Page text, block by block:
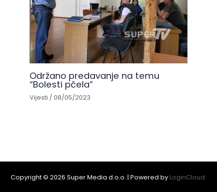
Održano predavanje na temu
“Bolesti pčela”
Vijesti /08/05/2023
Copyright © 2026 Super Media d.o.o. | Powered by LoginCloud